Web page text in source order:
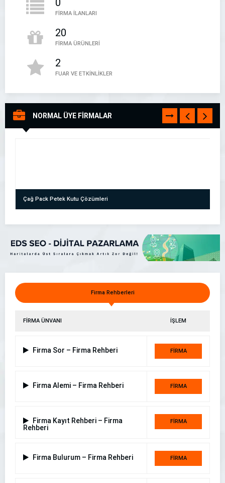
05394497888
0
FİRMA İLANLARI
20
FİRMA ÜRÜNLERİ
2
FUAR VE ETKİNLİKLER
NORMAL ÜYE FİRMALAR TÜMÜNÜ
GÖR
Çağ Pack Petek Kutu Çözümleri
Firma Rehberleri
FİRMA ÜNVANI İŞLEM
Firma Sor – Firma Rehberi FİRMA
Firma Alemi – Firma Rehberi FİRMA
Firma Kayıt Rehberi – Firma
Rehberi
FİRMA
Firma Bulurum – Firma Rehberi FİRMA